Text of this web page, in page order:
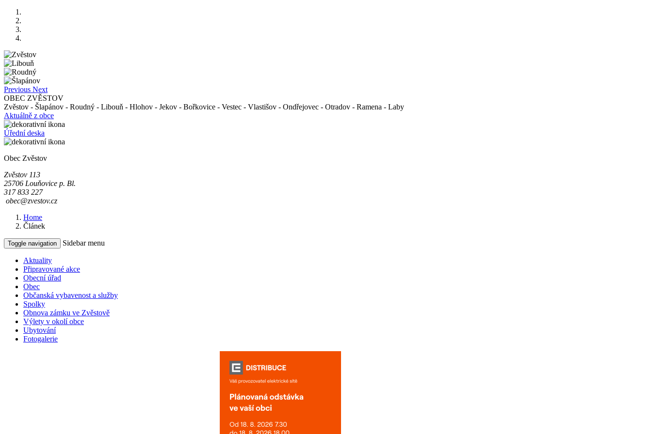
Previous Next
OBEC ZVĚSTOV
Zvěstov - Šlapánov - Roudný - Libouň - Hlohov - Jekov - Bořkovice - Vestec - Vlastišov - Ondřejovec - Otradov - Ramena - Laby
Aktuálně z obce
Úřední deska
Obec Zvěstov
Zvěstov 113
25706 Louňovice p. Bl.
317 833 227
obec@zvestov.cz
Home
Článek
Toggle navigation Sidebar menu
Aktuality
Připravované akce
Obecní úřad
Obec
Občanská vybavenost a služby
Spolky
Obnova zámku ve Zvěstově
Výlety v okolí obce
Ubytování
Fotogalerie